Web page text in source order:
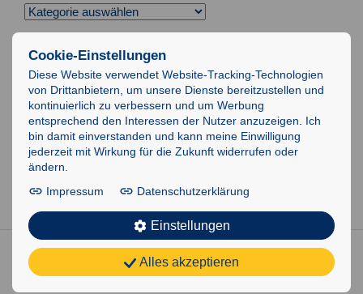
Kategorien
nach:
Impressum
Datenschutz
AGB
IT-Schulungen
© GFU Cyrus AG
Cookie-Einstellungen
Diese Website verwendet Website-Tracking-Technologien
von Drittanbietern, um unsere Dienste bereitzustellen und
kontinuierlich zu verbessern und um Werbung
entsprechend den Interessen der Nutzer anzuzeigen. Ich
bin damit einverstanden und kann meine Einwilligung
jederzeit mit Wirkung für die Zukunft widerrufen oder
ändern.
Impressum
Datenschutzerklärung
Einstellungen
Alles akzeptieren